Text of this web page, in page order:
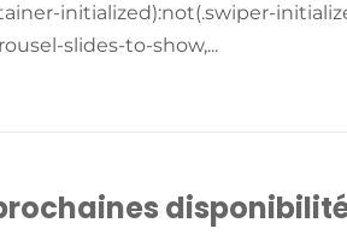
initialized):not(.swiper-
slides-to-show,...